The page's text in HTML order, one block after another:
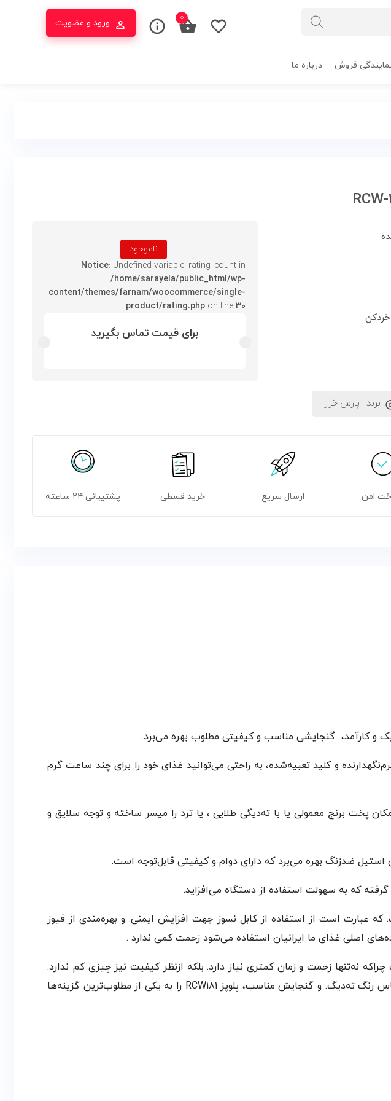
ورود و عضویت ۰
فروش درباره ما
برند : پارس خزر
ناموجود
Notice: Undefined variable: rating_count in
/home/sarayela/public_html/wp-
content/themes/farnam/woocommerce/single-
product/rating.php on line۳۰
برای قیمت تماس بگیرید
امن ارسال سریع خرید قسطی پشتیبانی ۲۴ ساعته
و کلید تعبیه‌شده، به راحتی می‌توانید غذای خود را برای چند ساعت گرم
برنج معمولی یا با ته‌دیگی طلایی ، یا ترد را میسر ساخته و توجه سلایق و
ضدزنگ بهره می‌برد که دارای دوام و کیفیتی قابل‌توجه است.
عبارت است از استفاده از کابل نسوز جهت افزایش ایمنی. و بهره‌مندی از فیوز
اصلی غذای ما ایرانیان استفاده می‌شود زحمت کمی ندارد .
نه‌تنها زحمت و زمان کمتری نیاز دارد. بلکه ازنظر کیفیت نیز چیزی کم ندارد.
طراحی کلاسیک و زیبا، کیفیت بالای دیگ، قابیلت گرم‌نگهدارنده، پیچ تنظیم درجه پخت بر اساس رنگ ته‌دیگ. و گنجایش مناسب، پلوپز RCW181 را به یکی از مطلوب‌ترین گزینه‌ها